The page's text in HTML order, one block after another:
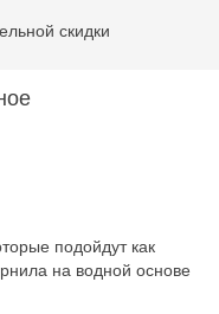
скидки
подойдут как
на водной основе